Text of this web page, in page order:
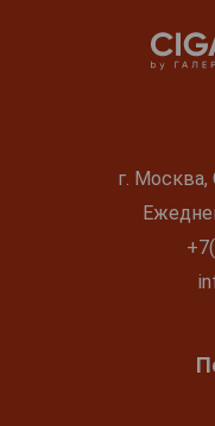
г. Москва,